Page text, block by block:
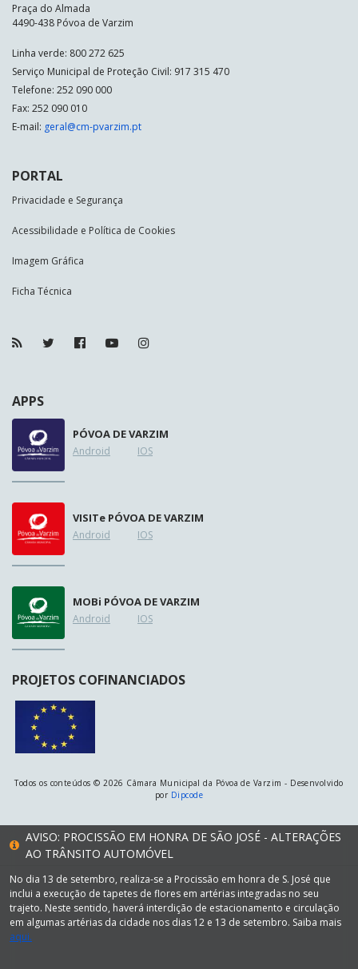
Praça do Almada
4490-438 Póvoa de Varzim
Linha verde: 800 272 625
Serviço Municipal de Proteção Civil: 917 315 470
Telefone: 252 090 000
Fax: 252 090 010
E-mail: geral@cm-pvarzim.pt
PORTAL
Privacidade e Segurança
Acessibilidade e Política de Cookies
Imagem Gráfica
Ficha Técnica
APPS
PÓVOA DE VARZIM
Android IOS
VISITe PÓVOA DE VARZIM
Android IOS
MOBi PÓVOA DE VARZIM
Android IOS
PROJETOS COFINANCIADOS
Todos os conteúdos © 2026 Câmara Municipal da Póvoa de Varzim - Desenvolvido
por Dipcode
AVISO: PROCISSÃO EM HONRA DE SÃO JOSÉ - ALTERAÇÕES
AO TRÂNSITO AUTOMÓVEL
No dia 13 de setembro, realiza-se a Procissão em honra de S. José que
inclui a execução de tapetes de flores em artérias integradas no seu
trajeto. Neste sentido, haverá interdição de estacionamento e circulação
em algumas artérias da cidade nos dias 12 e 13 de setembro. Saiba mais
aqui.